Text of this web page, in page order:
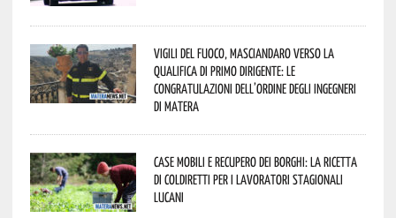
Vigili del Fuoco, Masciandaro verso la
qualifica di Primo Dirigente: le
congratulazioni dell’Ordine degli Ingegneri
di Matera
Case mobili e recupero dei borghi: la ricetta
di Coldiretti per i lavoratori stagionali
lucani